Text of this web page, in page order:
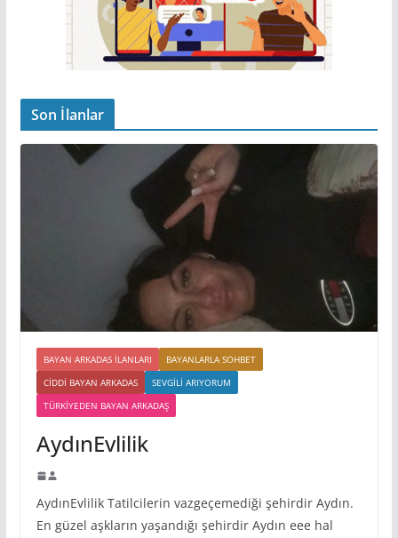
Son İlanlar
BAYAN ARKADAS ILANLARI
BAYANLARLA SOHBET
CIDDI BAYAN ARKADAS
SEVGILI ARIYORUM
TÜRKIYEDEN BAYAN ARKADAŞ
AydınEvlilik
AydınEvlilik Tatilcilerin vazgeçemediği şehirdir Aydın.
En güzel aşkların yaşandığı şehirdir Aydın eee hal